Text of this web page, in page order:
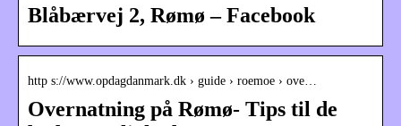
Blåbærvej 2, Rømø – Facebook
http s://www.opdagdanmark.dk › guide › roemoe › ove…
Overnatning på Rømø- Tips til de